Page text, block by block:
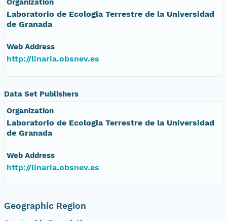
Laboratorio de Ecologia Terrestre de la Universidad
de Granada
Web Address
http://linaria.obsnev.es
Data Set Publishers
Organization
Laboratorio de Ecologia Terrestre de la Universidad
de Granada
Web Address
http://linaria.obsnev.es
Geographic Region